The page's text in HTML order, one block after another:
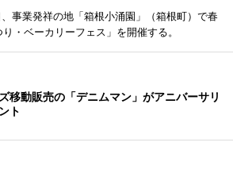
事業発祥の地「箱根小涌園」（箱根町）で春
・ベーカリーフェス」を開催する。
移動販売の「デニムマン」がアニバーサリ
ト